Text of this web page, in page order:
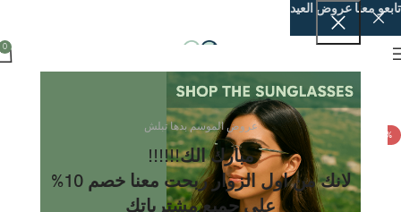
عروض الموسم بدها تبلش
مبارك الك!!!!!!
لانك من اول الزوار ربحت معنا خصم 10%
على جميع مشترياتك
0
-20%
تابعو معنا عروض العيد